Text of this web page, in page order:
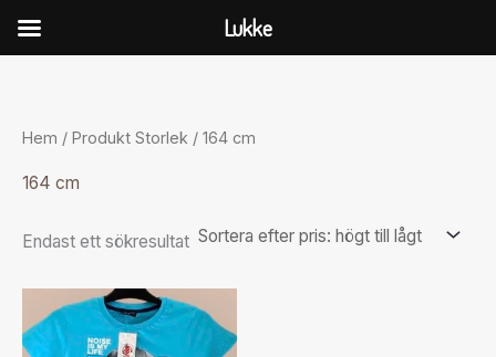
Hem / Produkt Storlek / 164 cm
164 cm
Endast ett sökresultat
Lukke